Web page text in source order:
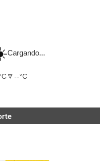
Cargando...
🔽 --°C